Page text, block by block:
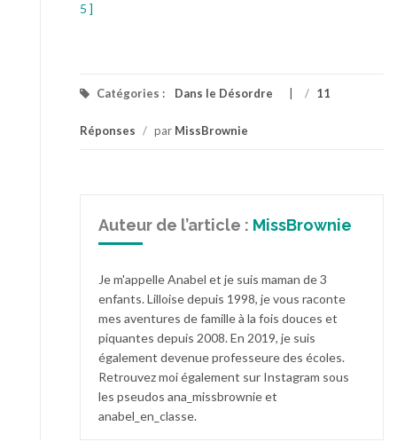
5 ]
Catégories : Dans le Désordre / 11
Réponses / par MissBrownie
Auteur de l’article : MissBrownie
Je m'appelle Anabel et je suis maman de 3
enfants. Lilloise depuis 1998, je vous raconte
mes aventures de famille à la fois douces et
piquantes depuis 2008. En 2019, je suis
également devenue professeure des écoles.
Retrouvez moi également sur Instagram sous
les pseudos ana_missbrownie et
anabel_en_classe.